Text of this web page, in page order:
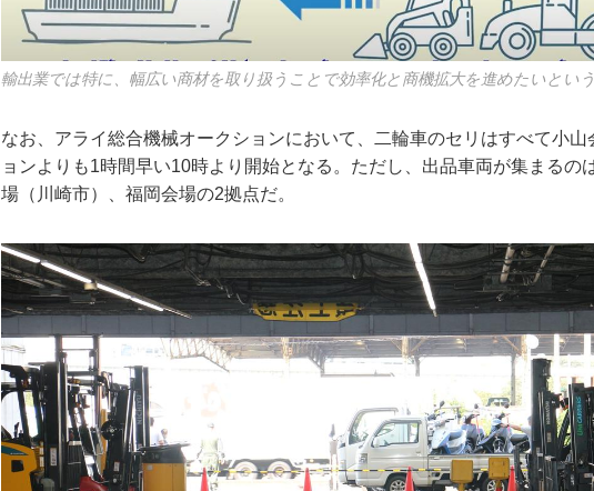
輸出業では特に、幅広い商材を取り扱うことで効率化と商機拡大を進めたいとい
なお、アライ総合機械オークションにおいて、二輪車のセリはすべて小
ョンよりも1時間早い10時より開始となる。ただし、出品車両が集まるの
場（川崎市）、福岡会場の2拠点だ。